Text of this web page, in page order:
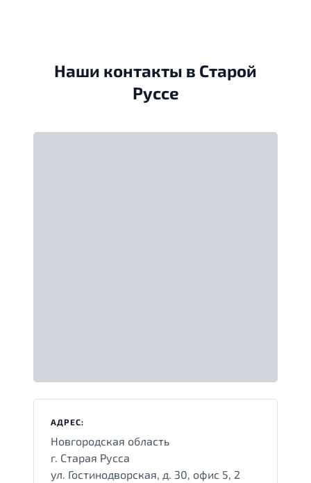
Наши контакты в Старой
Руссе
АДРЕС:
Новгородская область
г. Старая Русса
ул. Гостинодворская, д. 30, офис 5, 2